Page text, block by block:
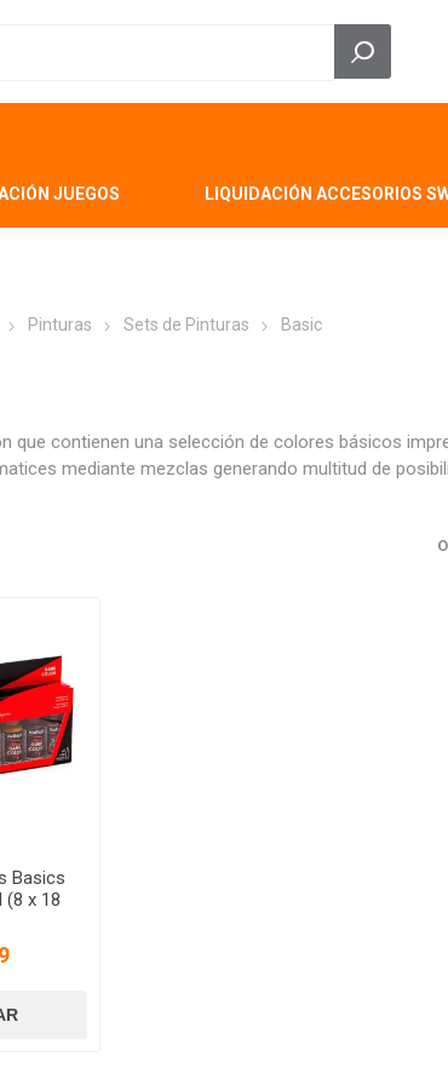
JUEGOS LIQUIDACIÓN ACCESORIOS
Pinturas Sets de Pinturas Basic
que contienen una selección de colores básicos
mediante mezclas generando multitud de
Basics
(8 x 18